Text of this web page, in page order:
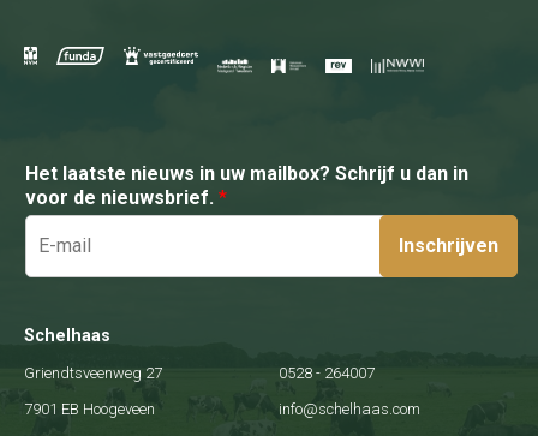
Het laatste nieuws in uw mailbox? Schrijf u dan in
voor de nieuwsbrief. *
Inschrijven
Schelhaas
Griendtsveenweg 27
7901 EB Hoogeveen
0528 - 264007
info@schelhaas.com